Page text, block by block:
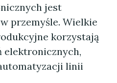
jest
przemyśle. Wielkie
korzystają
elektronicznych,
linii